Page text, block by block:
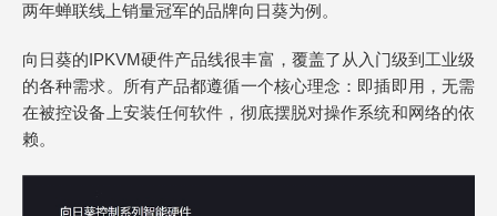
两年蝉联线上销量冠军的品牌向日葵为例。
向日葵的IPKVM硬件产品线很丰富，覆盖了从入门级到工业级
的各种需求。所有产品都遵循一个核心理念：即插即用，无需
在被控设备上安装任何软件，彻底摆脱对操作系统和网络的依
赖。